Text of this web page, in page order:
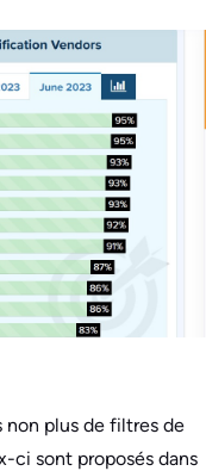
non plus de filtres de
ci sont proposés dans